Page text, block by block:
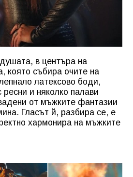
в центъра на
която събира очите на
латексово боди,
ресни и няколко палави
от мъжките фантазии
Гласът й, разбира се, е
хармонира на мъжките